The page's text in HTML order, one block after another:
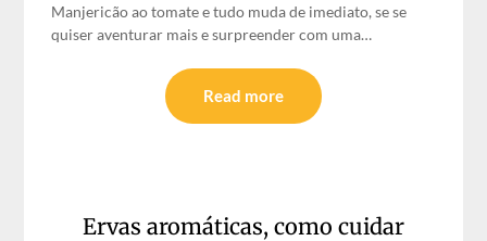
Manjericão ao tomate e tudo muda de imediato, se se
quiser aventurar mais e surpreender com uma…
Read more
Ervas aromáticas, como cuidar